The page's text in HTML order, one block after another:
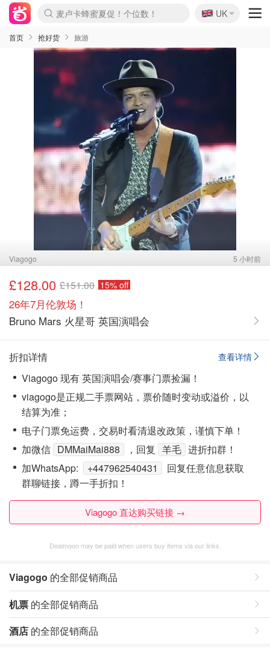
麦卢卡蜂蜜夏促！个位数！
Prada/Miu 4.8折！
啥？必胜客披萨5折！
🇬🇧
UK
首页 抢好货 旅游
Viagogo 5 小时前
£128.00 £151.00 15% off
26年7月伦敦场！
Bruno Mars 火星哥 英国演唱会
查看详情
折扣详情
Viagogo 现有 英国演唱会/赛事门票捡漏！
viagogo是正规二手票网站，票价随时变动或溢价，以
结算为准；
电子门票免运费，交易时看清退改政策，谨慎下单！
加微信 DMMaiMai888 ，回复 羊毛 进折扣群！
加WhatsApp:
+447962540431
回复任意信息获取
群聊链接，蹲一手折扣！
Viagogo 直达购买链接 →
Dealmoon may be paid when users buy items via our links.
Viagogo 的全部促销商品
机票 的全部促销商品
酒店 的全部促销商品